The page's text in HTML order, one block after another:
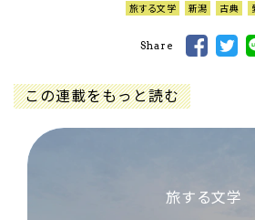
旅する文学 新潟 古典
Share
この連載をもっと読む
旅する文学